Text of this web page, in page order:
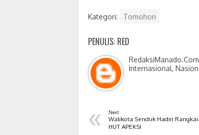
Kategori: Tomohon
PENULIS: RED
Internasional,
« Next
Walikota Senduk Hadiri
HUT APEKSI